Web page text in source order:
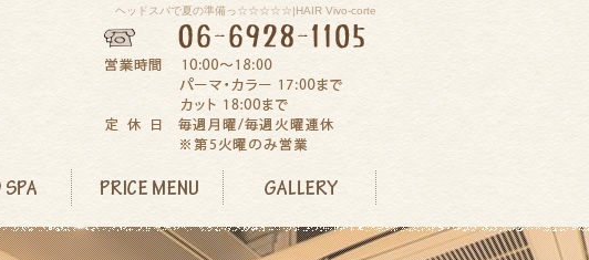
ヘッドスパで夏の準備っ☆☆☆☆☆|HAIR Vivo-corte